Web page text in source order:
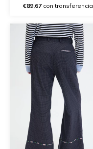
€89,67 con transferencia